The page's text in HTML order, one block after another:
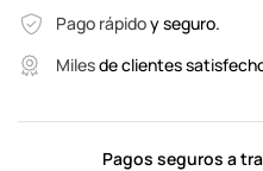
Pago rápidoy seguro.
Milesde clientes
Pagos seguros a